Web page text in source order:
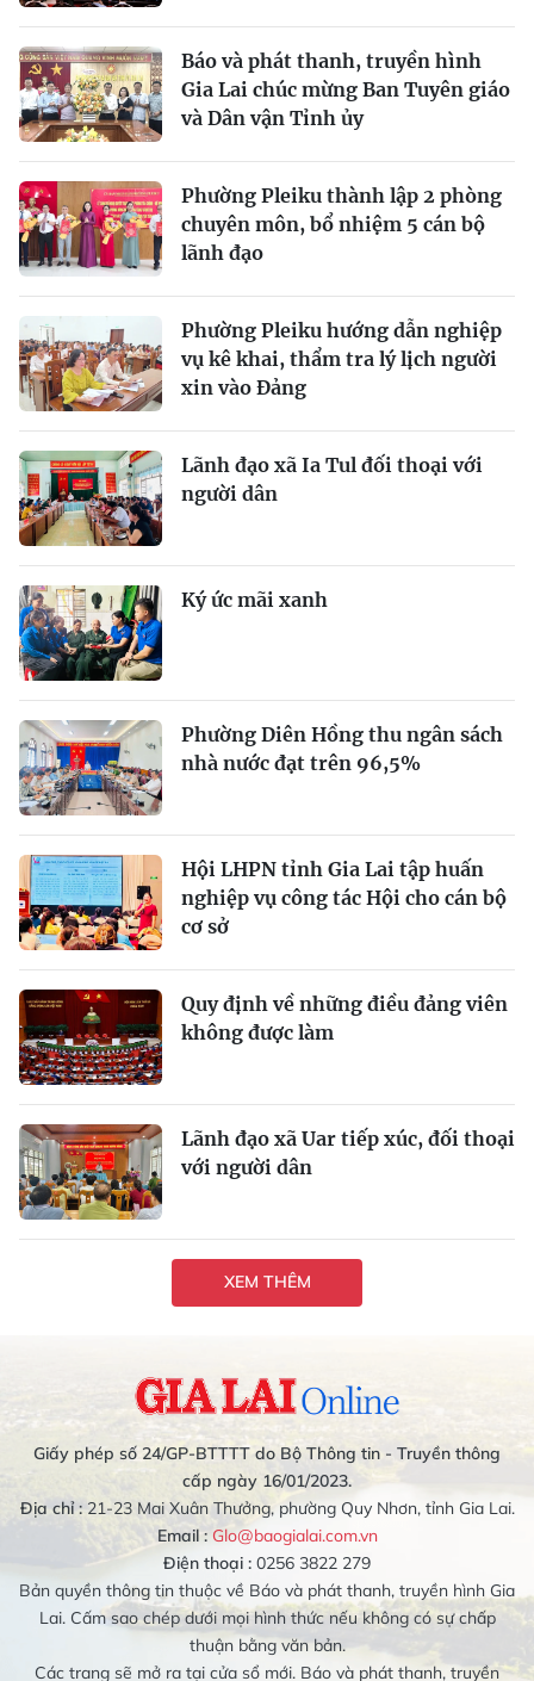
Báo và phát thanh, truyền hình
Gia Lai chúc mừng Ban Tuyên giáo
và Dân vận Tỉnh ủy
Phường Pleiku thành lập 2 phòng
chuyên môn, bổ nhiệm 5 cán bộ
lãnh đạo
Phường Pleiku hướng dẫn nghiệp
vụ kê khai, thẩm tra lý lịch người
xin vào Đảng
Lãnh đạo xã Ia Tul đối thoại với
người dân
Ký ức mãi xanh
Phường Diên Hồng thu ngân sách
nhà nước đạt trên 96,5%
Hội LHPN tỉnh Gia Lai tập huấn
nghiệp vụ công tác Hội cho cán bộ
cơ sở
Quy định về những điều đảng viên
không được làm
Lãnh đạo xã Uar tiếp xúc, đối thoại
với người dân
XEM THÊM
Giấy phép số 24/GP-BTTTT do Bộ Thông tin - Truyền thông
cấp ngày 16/01/2023.
Địa chỉ :21-23 Mai Xuân Thưởng, phường Quy Nhơn, tỉnh Gia Lai.
Email : Glo@baogialai.com.vn
Điện thoại : 0256 3822 279
Bản quyền thông tin thuộc về Báo và phát thanh, truyền hình Gia
Lai. Cấm sao chép dưới mọi hình thức nếu không có sự chấp
thuận bằng văn bản.
Các trang sẽ mở ra tại cửa sổ mới. Báo và phát thanh, truyền